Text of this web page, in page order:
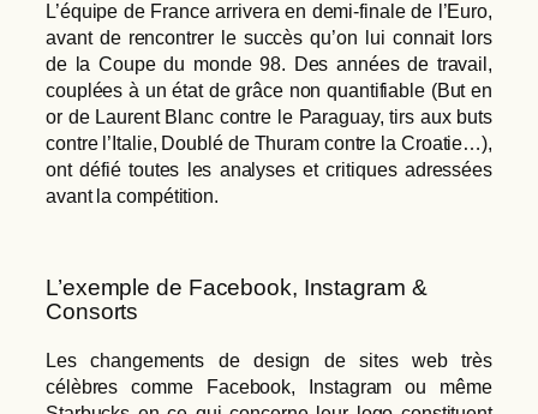
L’équipe de France arrivera en demi-finale de l’Euro,
avant de rencontrer le succès qu’on lui connait lors
de la Coupe du monde 98. Des années de travail,
couplées à un état de grâce non quantifiable (But en
or de Laurent Blanc contre le Paraguay, tirs aux buts
contre l’Italie, Doublé de Thuram contre la Croatie…),
ont défié toutes les analyses et critiques adressées
avant la compétition.
L’exemple de Facebook, Instagram &
Consorts
Les changements de design de sites web très
célèbres comme Facebook, Instagram ou même